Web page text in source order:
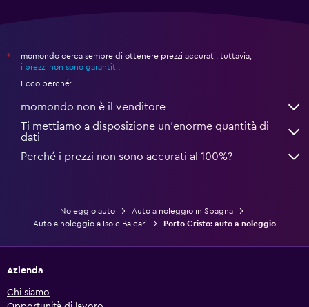
*
momondo cerca sempre di ottenere prezzi accurati, tuttavia,
i prezzi non sono garantiti
Ecco perché:
momondo non è il venditore
Ti mettiamo a disposizione un’enorme quantità di
dati
Perché i prezzi non sono accurati al 100%?
Noleggio auto
Auto a noleggio in Spagna
Auto a noleggio a Isole Baleari
Porto Cristo: auto a noleggio
Azienda
Chi siamo